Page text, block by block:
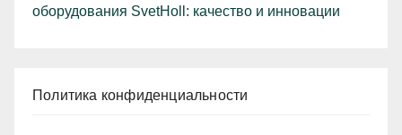
оборудования SvetHoll: качество и инновации
Политика конфиденциальности